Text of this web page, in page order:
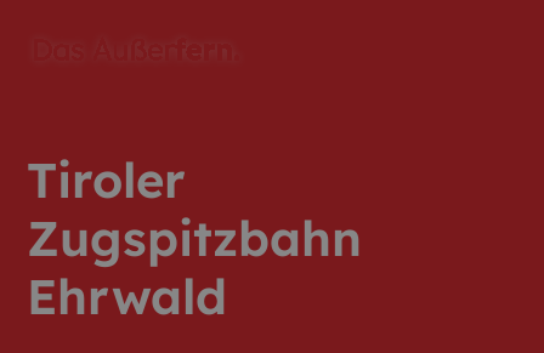
Tiroler
Zugspitzbahn
Ehrwald